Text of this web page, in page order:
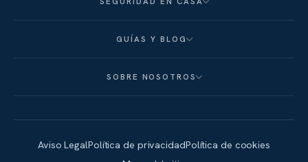
GUÍAS Y BLOG
SOBRE NOSOTROS
Aviso LegalPolítica de privacidadPolítica de cookies